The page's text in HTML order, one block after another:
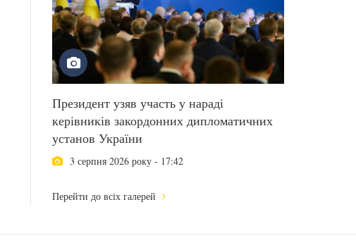
Президент узяв участь у нараді
керівників закордонних дипломатичних
установ України
3 серпня 2026 року - 17:42
Перейти до всіх галерей